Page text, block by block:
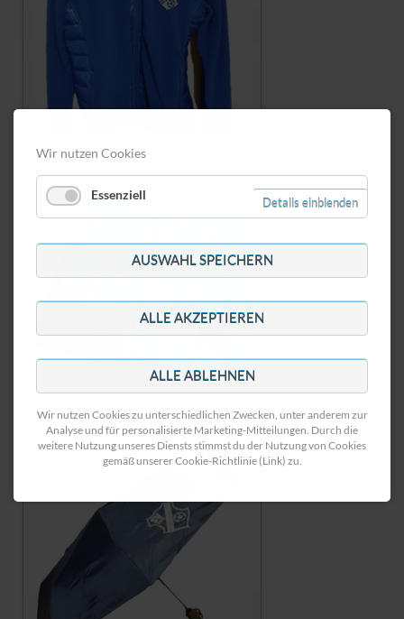
Handtuch - 15,00 €
Wir nutzen Cookies
Essenziell
Details einblenden
AUSWAHL SPEICHERN
ALLE AKZEPTIEREN
ALLE ABLEHNEN
Wir nutzen Cookies zu unterschiedlichen Zwecken, unter anderem zur
Analyse und für personalisierte Marketing-Mitteilungen. Durch die
weitere Nutzung unseres Diensts stimmst du der Nutzung von Cookies
gemäß unserer Cookie-Richtlinie (Link) zu.